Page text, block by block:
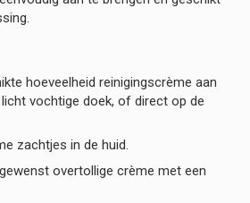
hoeveelheid reinigingscrème aan
vochtige doek, of direct op de
zachtjes in de huid.
overtollige crème met een